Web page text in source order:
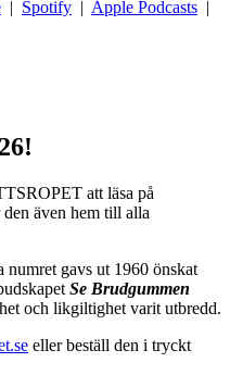
| Spotify | Apple Podcasts |
att läsa på
även hem till alla
numret gavs ut 1960 önskat
Se Brudgummen
och likgiltighet varit utbredd.
eller beställ den i tryckt